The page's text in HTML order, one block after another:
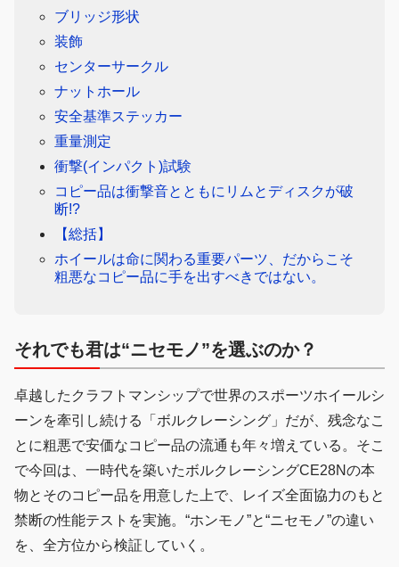
ブリッジ形状
装飾
センターサークル
ナットホール
安全基準ステッカー
重量測定
衝撃(インパクト)試験
コピー品は衝撃音とともにリムとディスクが破
断!?
【総括】
ホイールは命に関わる重要パーツ、だからこそ
粗悪なコピー品に手を出すべきではない。
それでも君は“ニセモノ”を選ぶのか？
卓越したクラフトマンシップで世界のスポーツホイールシ
ーンを牽引し続ける「ボルクレーシング」だが、残念なこ
とに粗悪で安価なコピー品の流通も年々増えている。そこ
で今回は、一時代を築いたボルクレーシングCE28Nの本
物とそのコピー品を用意した上で、レイズ全面協力のもと
禁断の性能テストを実施。“ホンモノ”と“ニセモノ”の違い
を、全方位から検証していく。